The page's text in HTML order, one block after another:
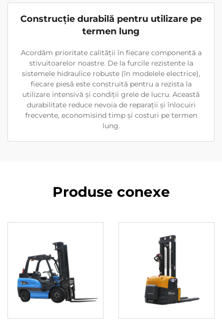
Construcție durabilă pentru utilizare pe
termen lung
Acordăm prioritate calității în fiecare componentă a
stivuitoarelor noastre. De la furcile rezistente la
sistemele hidraulice robuste (în modelele electrice),
fiecare piesă este construită pentru a rezista la
utilizare intensivă și condiții grele de lucru. Această
durabilitate reduce nevoia de reparații și înlocuiri
frecvente, economisind timp și costuri pe termen
lung.
Produse conexe